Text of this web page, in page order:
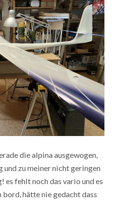
die alpina ausgewogen,
zu meiner nicht geringen
es fehlt noch das vario und es
hätte nie gedacht dass